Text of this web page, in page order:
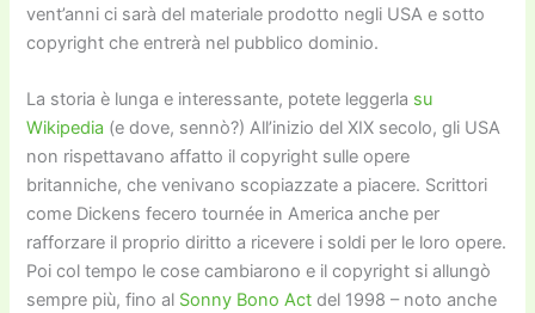
vent’anni ci sarà del materiale prodotto negli USA e sotto
copyright che entrerà nel pubblico dominio.
La storia è lunga e interessante, potete leggerla su
Wikipedia (e dove, sennò?) All’inizio del XIX secolo, gli USA
non rispettavano affatto il copyright sulle opere
britanniche, che venivano scopiazzate a piacere. Scrittori
come Dickens fecero tournée in America anche per
rafforzare il proprio diritto a ricevere i soldi per le loro opere.
Poi col tempo le cose cambiarono e il copyright si allungò
sempre più, fino al Sonny Bono Act del 1998 – noto anche